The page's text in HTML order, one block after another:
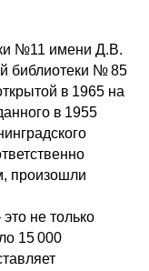
№11 имени Д.В.
библиотеки № 85
в 1965 на
в 1955
произошли
не только
15 000